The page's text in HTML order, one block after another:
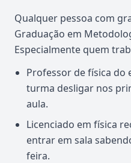
Qualquer pessoa com
Graduação em
Especialmente quem
Professor de física do
turma desligar nos
aula.
Licenciado em física
entrar em sala
feira.